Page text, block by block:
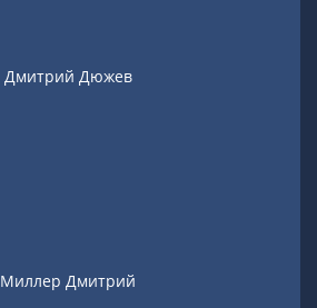
Дмитрий Дюжев
Миллер Дмитрий